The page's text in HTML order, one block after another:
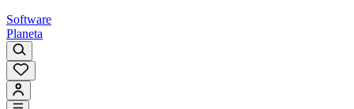
Software
Planeta